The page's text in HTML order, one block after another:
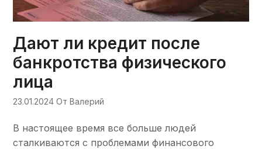
Дают ли кредит после
банкротства физического
лица
23.01.2024 От Валерий
В настоящее время все больше людей
сталкиваются с проблемами финансового